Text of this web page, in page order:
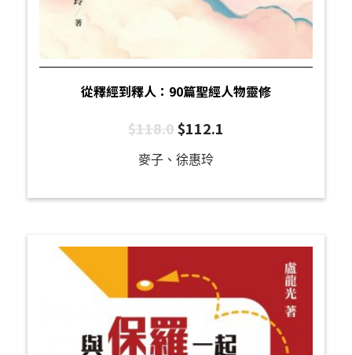
從釋經到釋人：90篇聖經人物靈修
$118.0$112.1
麥子、徐惠玲